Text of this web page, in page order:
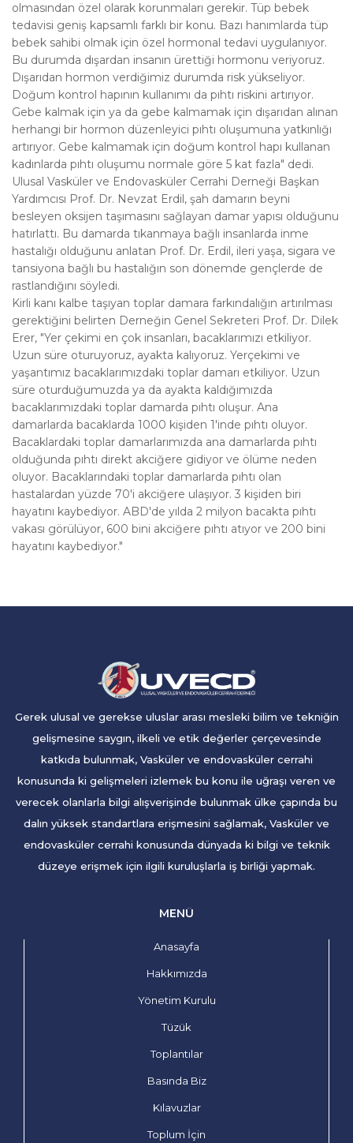
olmasından özel olarak korunmaları gerekir. Tüp bebek
tedavisi geniş kapsamlı farklı bir konu. Bazı hanımlarda tüp
bebek sahibi olmak için özel hormonal tedavi uygulanıyor.
Bu durumda dışardan insanın ürettiği hormonu veriyoruz.
Dışarıdan hormon verdiğimiz durumda risk yükseliyor.
Doğum kontrol hapının kullanımı da pıhtı riskini artırıyor.
Gebe kalmak için ya da gebe kalmamak için dışarıdan alınan
herhangi bir hormon düzenleyici pıhtı oluşumuna yatkınlığı
artırıyor. Gebe kalmamak için doğum kontrol hapı kullanan
kadınlarda pıhtı oluşumu normale göre 5 kat fazla" dedi.
Ulusal Vasküler ve Endovasküler Cerrahi Derneği Başkan
Yardımcısı Prof. Dr. Nevzat Erdil, şah damarın beyni
besleyen oksijen taşımasını sağlayan damar yapısı olduğunu
hatırlattı. Bu damarda tıkanmaya bağlı insanlarda inme
hastalığı olduğunu anlatan Prof. Dr. Erdil, ileri yaşa, sigara ve
tansiyona bağlı bu hastalığın son dönemde gençlerde de
rastlandığını söyledi.
Kirli kanı kalbe taşıyan toplar damara farkındalığın artırılması
gerektiğini belirten Derneğin Genel Sekreteri Prof. Dr. Dilek
Erer, "Yer çekimi en çok insanları, bacaklarımızı etkiliyor.
Uzun süre oturuyoruz, ayakta kalıyoruz. Yerçekimi ve
yaşantımız bacaklarımızdaki toplar damarı etkiliyor. Uzun
süre oturduğumuzda ya da ayakta kaldığımızda
bacaklarımızdaki toplar damarda pıhtı oluşur. Ana
damarlarda bacaklarda 1000 kişiden 1'inde pıhtı oluyor.
Bacaklardaki toplar damarlarımızda ana damarlarda pıhtı
olduğunda pıhtı direkt akciğere gidiyor ve ölüme neden
oluyor. Bacaklarındaki toplar damarlarda pıhtı olan
hastalardan yüzde 70'i akciğere ulaşıyor. 3 kişiden biri
hayatını kaybediyor. ABD'de yılda 2 milyon bacakta pıhtı
vakası görülüyor, 600 bini akciğere pıhtı atıyor ve 200 bini
hayatını kaybediyor."
Gerek ulusal ve gerekse uluslar arası mesleki bilim ve tekniğin
gelişmesine saygın, ilkeli ve etik değerler çerçevesinde
katkıda bulunmak, Vasküler ve endovasküler cerrahi
konusunda ki gelişmeleri izlemek bu konu ile uğraşı veren ve
verecek olanlarla bilgi alışverişinde bulunmak ülke çapında bu
dalın yüksek standartlara erişmesini sağlamak, Vasküler ve
endovasküler cerrahi konusunda dünyada ki bilgi ve teknik
düzeye erişmek için ilgili kuruluşlarla iş birliği yapmak.
MENÜ
Anasayfa
Hakkımızda
Yönetim Kurulu
Tüzük
Toplantılar
Basında Biz
Kılavuzlar
Toplum İçin